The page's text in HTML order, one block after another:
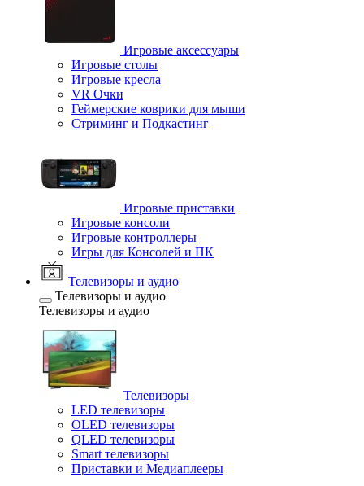
Игровые аксессуары
Игровые столы
Игровые кресла
VR Очки
Геймерские коврики для мыши
Стриминг и Подкастинг
Игровые приставки
Игровые консоли
Игровые контроллеры
Игры для Консолей и ПК
Телевизоры и аудио
Телевизоры и аудио
Телевизоры и аудио
Телевизоры
LED телевизоры
OLED телевизоры
QLED телевизоры
Smart телевизоры
Приставки и Медиаплееры